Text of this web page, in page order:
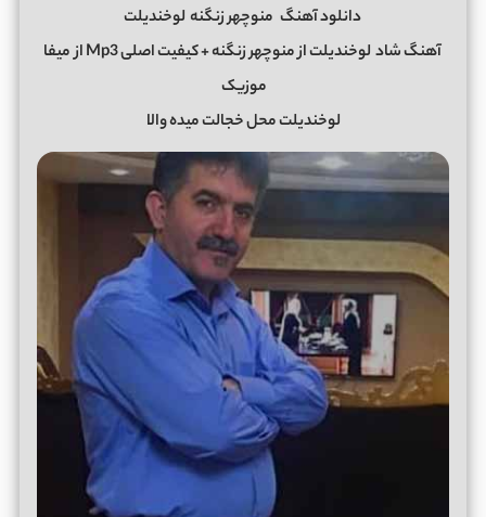
دانلود آهنگ منوچهر زنگنه لوخندیلت
آهنگ شاد لوخندیلت از منوچهر زنگنه + کیفیت اصلی Mp3 از
میفا
موزیک
لوخندیلت محل خجالت میده والا